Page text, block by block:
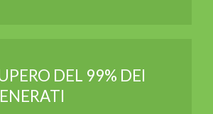
DEL 99% DEI